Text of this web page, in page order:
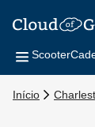
Scooter
Início